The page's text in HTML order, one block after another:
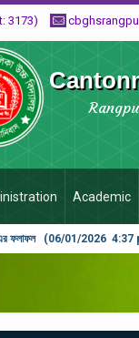
3173)
Academic
এর ফলাফল (06/01/2026 4:37